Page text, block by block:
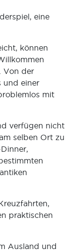
eine
können
Von der
und einer
mit
verfügen nicht
selben Ort zu
praktischen
Ausland und